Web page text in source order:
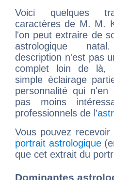
Voici quelques
caractères de M. M.
l'on peut extraire de
astrologique
description n'est pas
complet loin de là,
simple éclairage
personnalité qui n'en
pas moins
professionnels de l'
Vous pouvez
portrait astrologique
que cet extrait du
Dominantes